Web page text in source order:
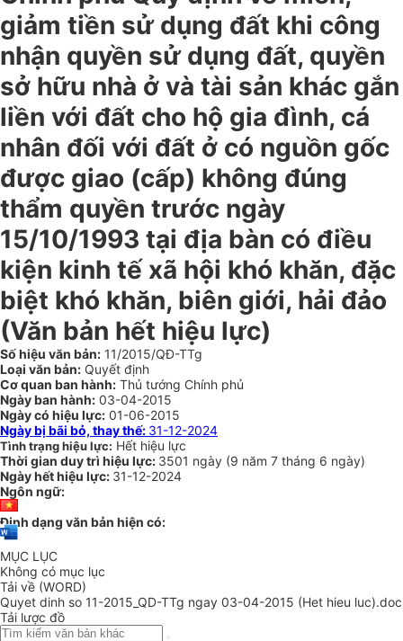
giảm tiền sử dụng đất khi công
nhận quyền sử dụng đất, quyền
sở hữu nhà ở và tài sản khác gắn
liền với đất cho hộ gia đình, cá
nhân đối với đất ở có nguồn gốc
được giao (cấp) không đúng
thẩm quyền trước ngày
15/10/1993 tại địa bàn có điều
kiện kinh tế xã hội khó khăn, đặc
biệt khó khăn, biên giới, hải đảo
(Văn bản hết hiệu lực)
Số hiệu văn bản: 11/2015/QĐ-TTg
Loại văn bản: Quyết định
Cơ quan ban hành: Thủ tướng Chính phủ
Ngày ban hành: 03-04-2015
Ngày có hiệu lực: 01-06-2015
Ngày bị bãi bỏ, thay thế: 31-12-2024
Tình trạng hiệu lực: Hết hiệu lực
Thời gian duy trì hiệu lực: 3501 ngày (9 năm 7 tháng 6 ngày)
Ngày hết hiệu lực: 31-12-2024
Ngôn ngữ:
Định dạng văn bản hiện có:
MỤC LỤC
Không có mục lục
Tải về (WORD)
Quyet dinh so 11-2015_QD-TTg ngay 03-04-2015 (Het hieu luc).doc
Tải lược đồ